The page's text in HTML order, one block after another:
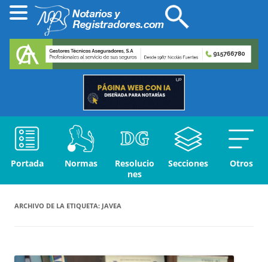
Portada Normas
Resolucio
nes
Secciones Otros
ARCHIVO DE LA ETIQUETA: JAVEA